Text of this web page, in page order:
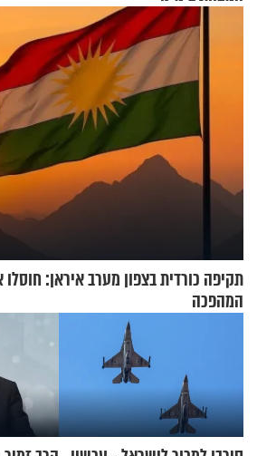
תקיפה כורדית בצפון מערב איראן:
המהפכה